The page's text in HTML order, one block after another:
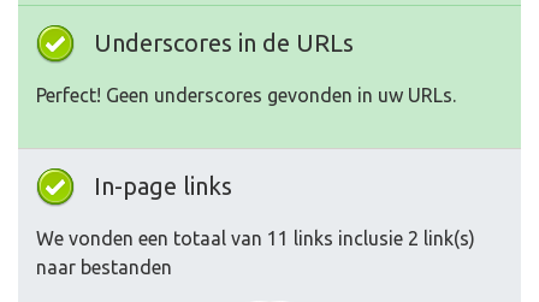
Underscores in de URLs
Perfect! Geen underscores gevonden in uw URLs.
In-page links
We vonden een totaal van 11 links inclusie 2 link(s)
naar bestanden